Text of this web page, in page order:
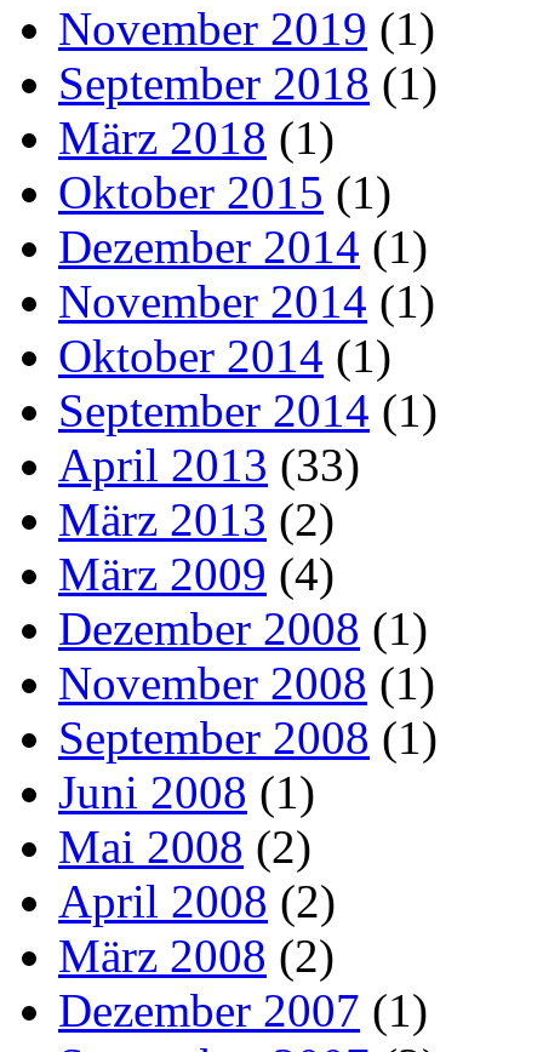
November 2019 (1)
September 2018 (1)
März 2018 (1)
Oktober 2015 (1)
Dezember 2014 (1)
November 2014 (1)
Oktober 2014 (1)
September 2014 (1)
April 2013 (33)
März 2013 (2)
März 2009 (4)
Dezember 2008 (1)
November 2008 (1)
September 2008 (1)
Juni 2008 (1)
Mai 2008 (2)
April 2008 (2)
März 2008 (2)
Dezember 2007 (1)